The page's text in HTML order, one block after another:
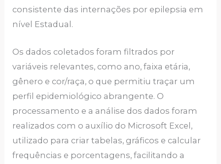
consistente das internações por epilepsia em
nível Estadual.
Os dados coletados foram filtrados por
variáveis relevantes, como ano, faixa etária,
gênero e cor/raça, o que permitiu traçar um
perfil epidemiológico abrangente. O
processamento e a análise dos dados foram
realizados com o auxílio do Microsoft Excel,
utilizado para criar tabelas, gráficos e calcular
frequências e porcentagens, facilitando a